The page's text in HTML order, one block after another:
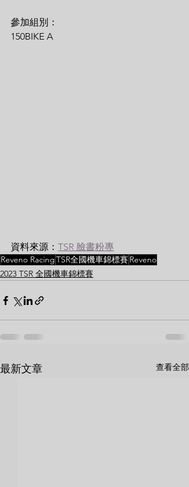
參加組別：
150BIKE A
資料來源： TSR 臉書粉專
Reveno RacingTSR全國機車錦標賽 Reveno
2023 TSR 全國機車錦標賽
最新文章 查看全部